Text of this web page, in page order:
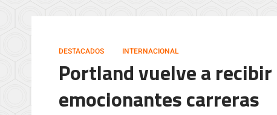
DESTACADOS INTERNACIONAL
Portland vuelve a
emocionantes carreras